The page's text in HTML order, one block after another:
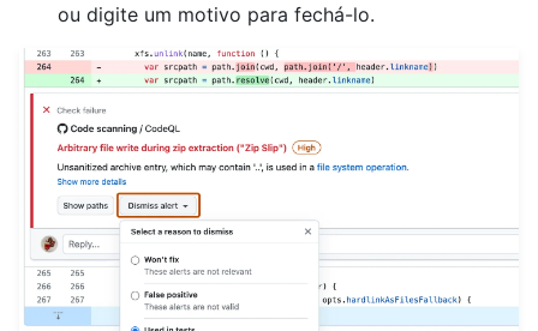
ou digite um motivo para fechá-lo.